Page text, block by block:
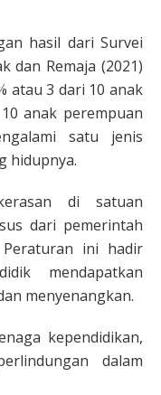
hasil dari Survei
dan Remaja (2021)
atau 3 dari 10 anak
anak perempuan
satu jenis
hidupnya.
di satuan
dari pemerintah
ini hadir
mendapatkan
menyenangkan.
kependidikan,
dalam